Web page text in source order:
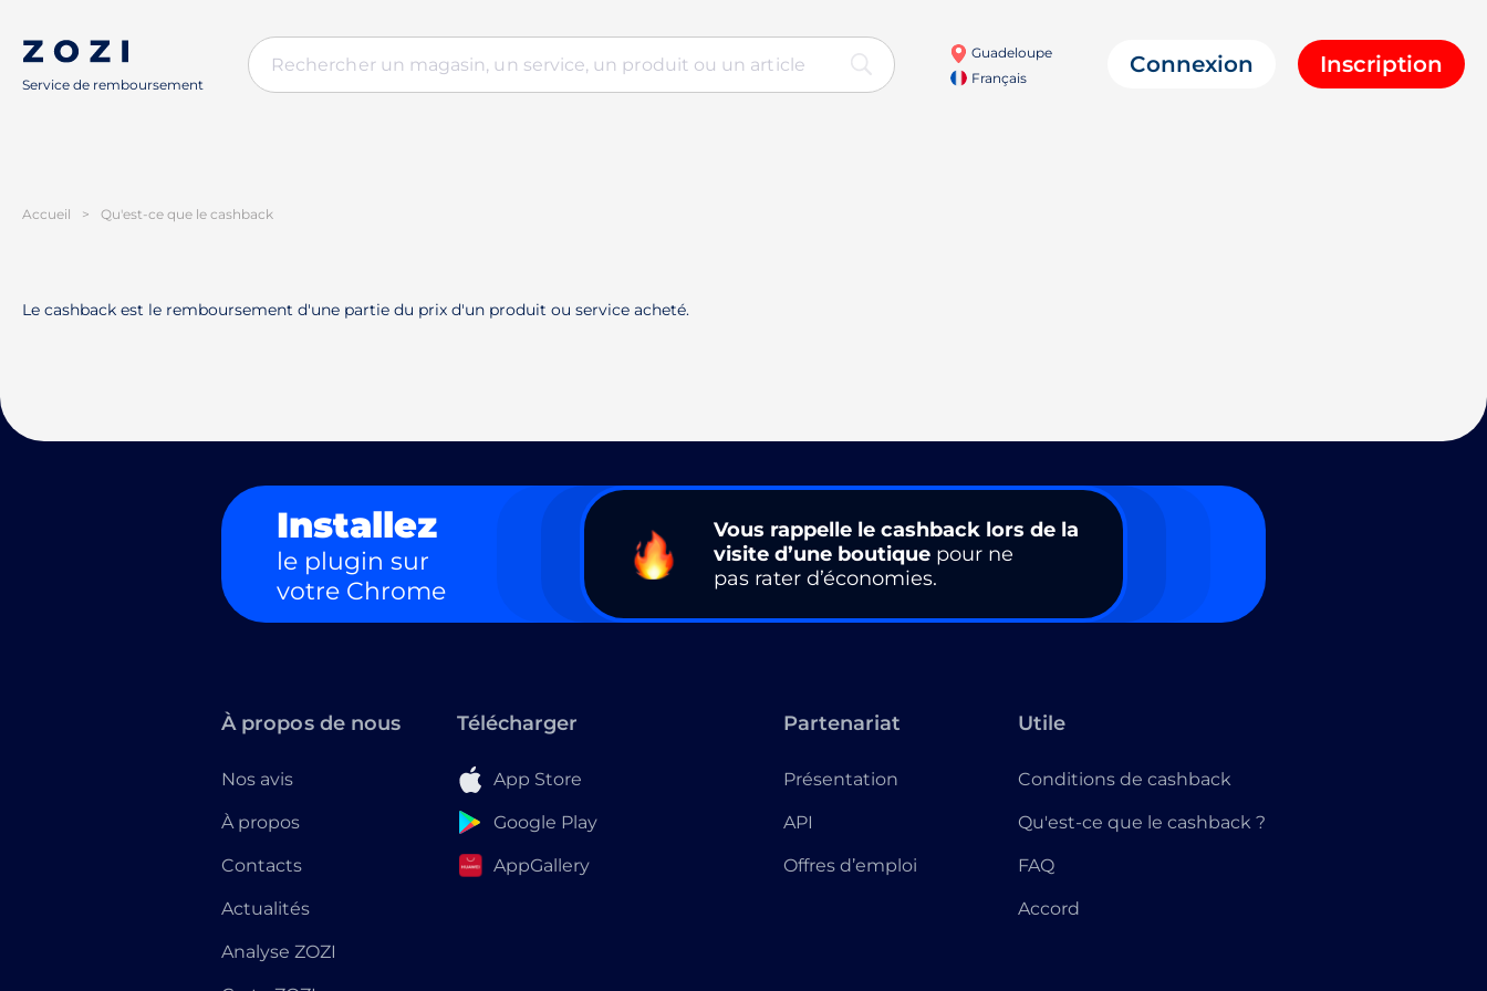
Service de remboursement
Guadeloupe
Français
Connexion Inscription
Accueil > Qu'est-ce que le cashback
Le cashback est le remboursement d'une partie du prix d'un produit ou service acheté.
Installez
le plugin sur
votre Chrome
Vous rappelle le cashback lors de la
visite d’une boutique pour ne
pas rater d’économies.
À propos de nous
Nos avis
À propos
Contacts
Actualités
Analyse ZOZI
Télécharger
App Store
Google Play
AppGallery
Partenariat
Présentation
API
Offres d’emploi
Utile
Conditions de cashback
Qu'est-ce que le cashback ?
FAQ
Accord